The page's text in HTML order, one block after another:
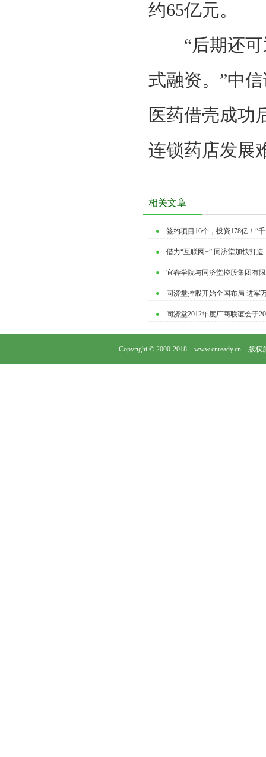
约65亿元。
“后期还可
式融资。”中
医药借壳成功
连锁药店发展
相关文章
签约项目16个，投资178亿！“
借力“互联网+” 同济堂加快打造
宜春学院与同济堂控股集团有
同济堂控股开始全国布局 进军
同济堂2012年度厂商联谊会于
Copyright © 2000-2018 www.cnready.cn 版